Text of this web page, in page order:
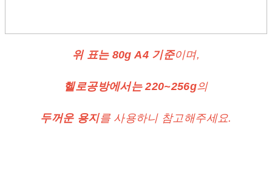
위 표는 80g A4 기준이며,
헬로공방에서는 220~256g의
두꺼운 용지를 사용하니 참고해주세요.